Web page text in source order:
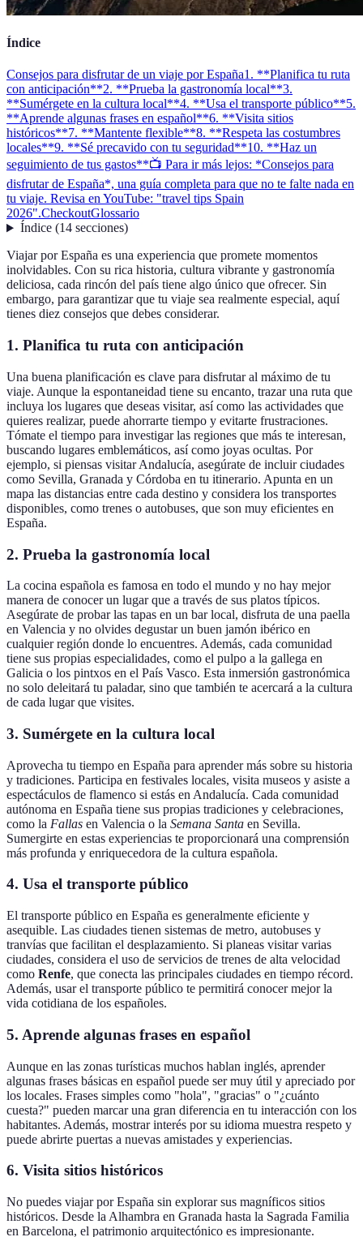
Índice
Consejos para disfrutar de un viaje por España1. **Planifica tu ruta
con anticipación**2. **Prueba la gastronomía local**3.
**Sumérgete en la cultura local**4. **Usa el transporte público**5.
**Aprende algunas frases en español**6. **Visita sitios
históricos**7. **Mantente flexible**8. **Respeta las costumbres
locales**9. **Sé precavido con tu seguridad**10. **Haz un
seguimiento de tus gastos**📺 Para ir más lejos: *Consejos para
disfrutar de España*, una guía completa para que no te falte nada en
tu viaje. Revisa en YouTube: "travel tips Spain
2026".CheckoutGlossario
Índice(14 secciones)
Viajar por España es una experiencia que promete momentos
inolvidables. Con su rica historia, cultura vibrante y gastronomía
deliciosa, cada rincón del país tiene algo único que ofrecer. Sin
embargo, para garantizar que tu viaje sea realmente especial, aquí
tienes diez consejos que debes considerar.
1. Planifica tu ruta con anticipación
Una buena planificación es clave para disfrutar al máximo de tu
viaje. Aunque la espontaneidad tiene su encanto, trazar una ruta que
incluya los lugares que deseas visitar, así como las actividades que
quieres realizar, puede ahorrarte tiempo y evitarte frustraciones.
Tómate el tiempo para investigar las regiones que más te interesan,
buscando lugares emblemáticos, así como joyas ocultas. Por
ejemplo, si piensas visitar Andalucía, asegúrate de incluir ciudades
como Sevilla, Granada y Córdoba en tu itinerario. Apunta en un
mapa las distancias entre cada destino y considera los transportes
disponibles, como trenes o autobuses, que son muy eficientes en
España.
2. Prueba la gastronomía local
La cocina española es famosa en todo el mundo y no hay mejor
manera de conocer un lugar que a través de sus platos típicos.
Asegúrate de probar las tapas en un bar local, disfruta de una paella
en Valencia y no olvides degustar un buen jamón ibérico en
cualquier región donde lo encuentres. Además, cada comunidad
tiene sus propias especialidades, como el pulpo a la gallega en
Galicia o los pintxos en el País Vasco. Esta inmersión gastronómica
no solo deleitará tu paladar, sino que también te acercará a la cultura
de cada lugar que visites.
3. Sumérgete en la cultura local
Aprovecha tu tiempo en España para aprender más sobre su historia
y tradiciones. Participa en festivales locales, visita museos y asiste a
espectáculos de flamenco si estás en Andalucía. Cada comunidad
autónoma en España tiene sus propias tradiciones y celebraciones,
como la Fallas en Valencia o la Semana Santa en Sevilla.
Sumergirte en estas experiencias te proporcionará una comprensión
más profunda y enriquecedora de la cultura española.
4. Usa el transporte público
El transporte público en España es generalmente eficiente y
asequible. Las ciudades tienen sistemas de metro, autobuses y
tranvías que facilitan el desplazamiento. Si planeas visitar varias
ciudades, considera el uso de servicios de trenes de alta velocidad
como Renfe, que conecta las principales ciudades en tiempo récord.
Además, usar el transporte público te permitirá conocer mejor la
vida cotidiana de los españoles.
5. Aprende algunas frases en español
Aunque en las zonas turísticas muchos hablan inglés, aprender
algunas frases básicas en español puede ser muy útil y apreciado por
los locales. Frases simples como "hola", "gracias" o "¿cuánto
cuesta?" pueden marcar una gran diferencia en tu interacción con los
habitantes. Además, mostrar interés por su idioma muestra respeto y
puede abrirte puertas a nuevas amistades y experiencias.
6. Visita sitios históricos
No puedes viajar por España sin explorar sus magníficos sitios
históricos. Desde la Alhambra en Granada hasta la Sagrada Familia
en Barcelona, el patrimonio arquitectónico es impresionante.